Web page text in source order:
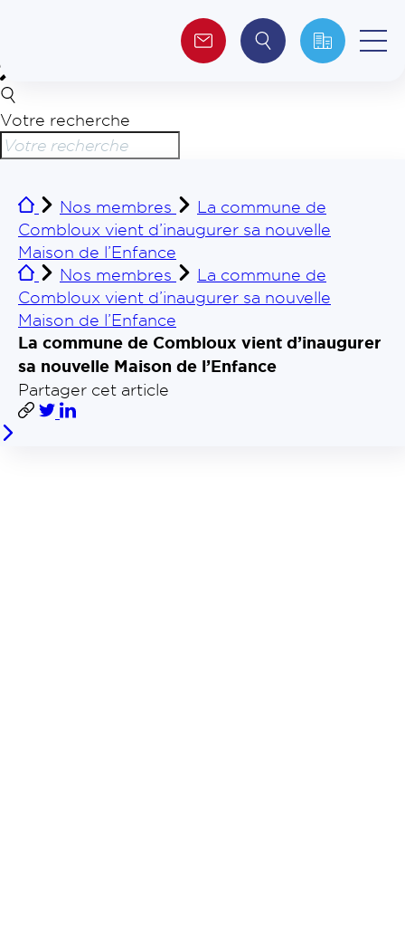
Qui sommes-nous ?
Investisseurs
Journalistes
Votre recherche
Nos membres
La commune de
Combloux vient d’inaugurer sa nouvelle
Maison de l’Enfance
Nos membres
La commune de
Combloux vient d’inaugurer sa nouvelle
Maison de l’Enfance
La commune de Combloux vient d’inaugurer
sa nouvelle Maison de l’Enfance
Partager cet article